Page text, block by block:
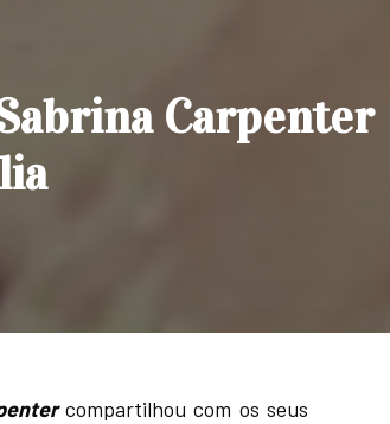
Carpenter
compartilhou com os seus